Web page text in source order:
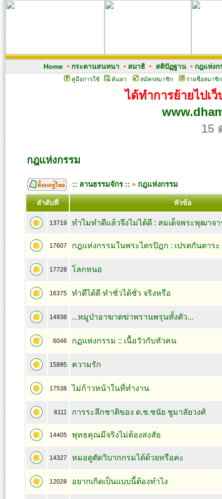
Home• กระดานสนทนา • สมาธิ• สติปัฏฐาน• กฎแห่งก
คู่มือการใช้ ค้นหา สมัครสมาชิก รายชื่อสมาชิก
ได้ทำการย้ายไปเ
15
กฎแห่งกรรม
:: ลานธรรมจักร :: » กฎแห่งกรรม
ลำดับที่ หัวข้อ
13719 ทำไมทำดีแล้วจึงไม่ได้ดี : สมเด็จพระพุฒาจ
17607 กฎแห่งกรรมในพระไตรปิฎก : เปรตกันตาระ
17728 โลกหนอ
16375 ทำดีได้ดี ทำชั่วได้ชั่ว จริงหรือ
14938 ...หมูป่าอาฆาตฆ่าพรานพรุนทั้งตัว...
6046 กฏแห่งกรรม :: เนื้อวัวกับหัวคน
15895 ความรัก
17538 ไม่ก้าวหน้าในที่ทำงาน
6111 การระลึกชาติของ ด.ช.ชนัย ชูมาลัยวงศ์
14405 พุทธคุณมีจริงไม่ต้องสงสัย
14327 หมอดูตัดวิบากกรมได้ด้วยหรือคะ
12028 อยากเกิดเป็นแบบนี้ต้องทำไง